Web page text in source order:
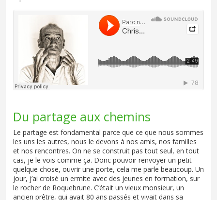
Soundcloud
Du partage aux chemins
Le partage est fondamental parce que ce que nous sommes
les uns les autres, nous le devons à nos amis, nos familles
et nos rencontres. On ne se construit pas tout seul, en tout
cas, je le vois comme ça. Donc pouvoir renvoyer un petit
quelque chose, ouvrir une porte, cela me parle beaucoup. Un
jour, j’ai croisé un ermite avec des jeunes en formation, sur
le rocher de Roquebrune. C’était un vieux monsieur, un
ancien prêtre, qui avait 80 ans passés et vivait dans sa